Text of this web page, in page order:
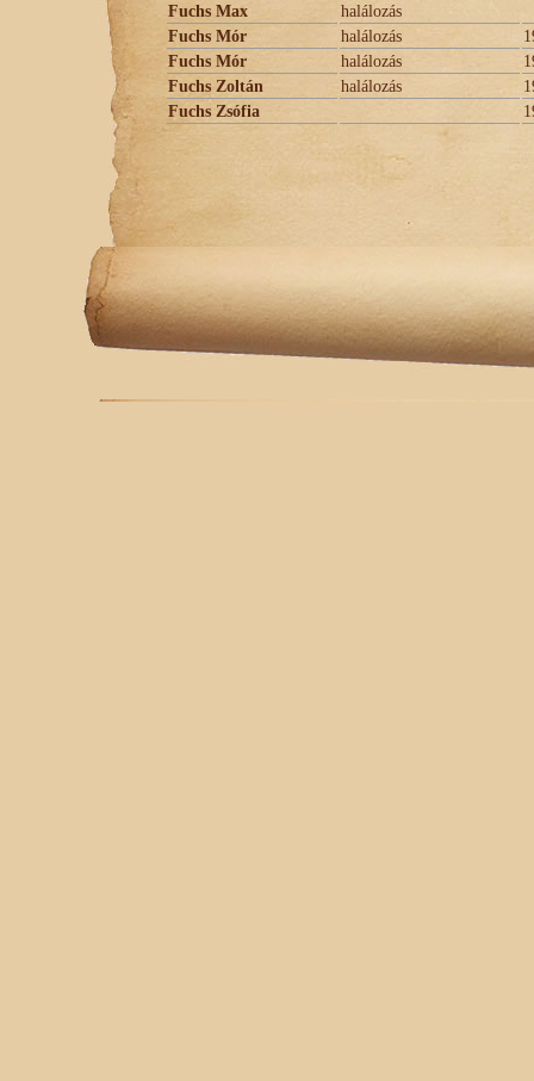
Fuchs Max
halálozás
Fuchs Mór
halálozás
Fuchs Mór
halálozás
Fuchs Zoltán
halálozás
Fuchs Zsófia